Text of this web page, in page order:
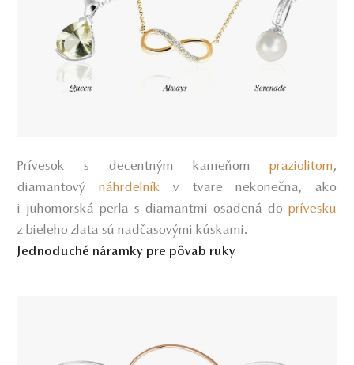
Prívesok s decentným kameňom praziolitom,
diamantový náhrdelníkv tvare nekonečna, ako
i juhomorská perla s diamantmi osadená do prívesku
z bieleho zlata sú nadčasovými kúskami.
Jednoduché náramky pre pôvab ruky